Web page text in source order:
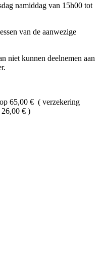
namiddag van 15h00 tot
van de aanwezige
niet kunnen deelnemen aan
65,00 € ( verzekering
€ )